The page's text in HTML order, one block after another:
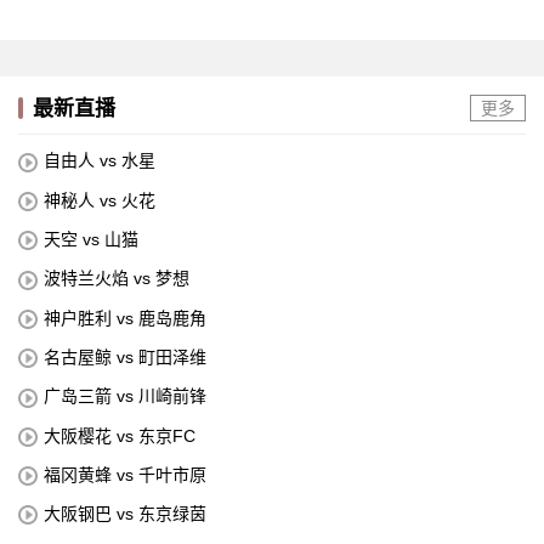
最新直播 更多
自由人 vs 水星
神秘人 vs 火花
天空 vs 山猫
波特兰火焰 vs 梦想
神户胜利 vs 鹿岛鹿角
名古屋鲸 vs 町田泽维
广岛三箭 vs 川崎前锋
大阪樱花 vs 东京FC
福冈黄蜂 vs 千叶市原
大阪钢巴 vs 东京绿茵